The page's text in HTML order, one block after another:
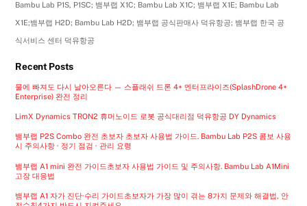
Bambu Lab P1S, P1SC; 뱀부랩 X1C; Bambu Lab X1C; 뱀부랩 X1E; Bambu Lab
X1E;뱀부랩 H2D; Bambu Lab H2D; 뱀부랩 공식판매사 덕유항공; 뱀부랩 한국 공
식서비스 센터 덕유항공
Recent Posts
물에 빠져도 다시 날아오른다 — 스플래쉬 드론 4+ 엔터프라이즈(SplashDrone 4+
Enterprise) 완전 정리
LimX Dynamics TRON2 휴머노이드 로봇 공식대리점 덕유항공 DY Dynamics
뱀부랩 P2S Combo 완전 초보자 초보자 사용법 가이드. Bambu Lab P2S 콤보 사용
시 주의사항 · 정기 점검 · 관리 요령
뱀부랩 A1 mini 완전 가이드초보자 사용법 가이드 및 주의사항. Bambu Lab A1Mini
고장 대응법
뱀부랩 A1 자가 진단·수리 가이드초보자가 가장 많이 겪는 8가지 문제와 해결법, 안